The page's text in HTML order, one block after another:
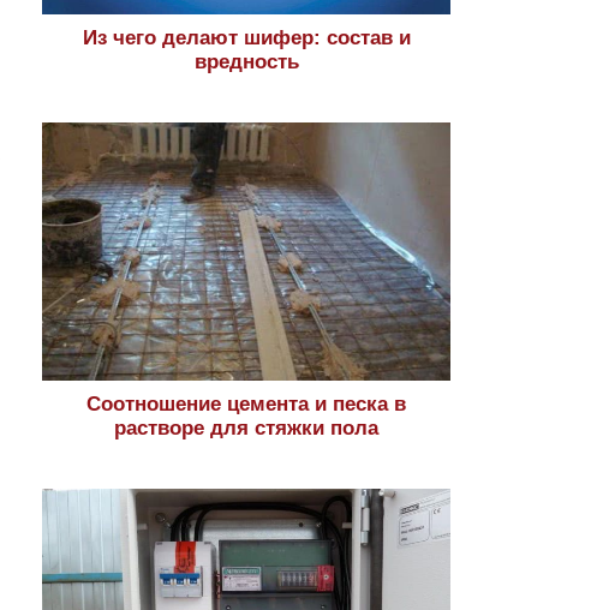
Из чего делают шифер: состав и
вредность
Соотношение цемента и песка в
растворе для стяжки пола